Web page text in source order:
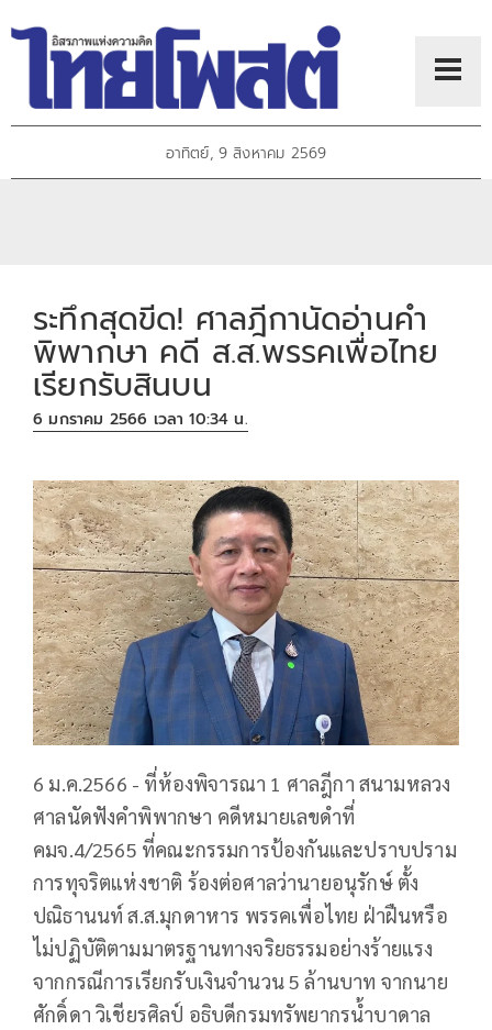
อาทิตย์, 9 สิงหาคม 2569
ระทึกสุดขีด! ศาลฎีกานัดอ่านคำ
พิพากษา คดี ส.ส.พรรคเพื่อไทย
เรียกรับสินบน
6 มกราคม 2566 เวลา 10:34 น.
6 ม.ค.2566 - ที่ห้องพิจารณา 1 ศาลฎีกา สนามหลวง
ศาลนัดฟังคำพิพากษา คดีหมายเลขดำที่
คมจ.4/2565 ที่คณะกรรมการป้องกันและปราบปราม
การทุจริตแห่งชาติ ร้องต่อศาลว่านายอนุรักษ์ ตั้ง
ปณิธานนท์ ส.ส.มุกดาหาร พรรคเพื่อไทย ฝ่าฝืนหรือ
ไม่ปฏิบัติตามมาตรฐานทางจริยธรรมอย่างร้ายแรง
จากกรณีการเรียกรับเงินจำนวน 5 ล้านบาท จากนาย
ศักดิ์ดา วิเชียรศิลป์ อธิบดีกรมทรัพยากรน้ำบาดาล